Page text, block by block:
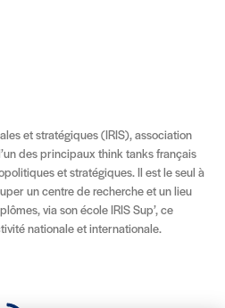
et stratégiques (IRIS), association
des principaux think tanks français
et stratégiques. Il est le seul à
un centre de recherche et un lieu
via son école IRIS Sup’, ce
nationale et internationale.